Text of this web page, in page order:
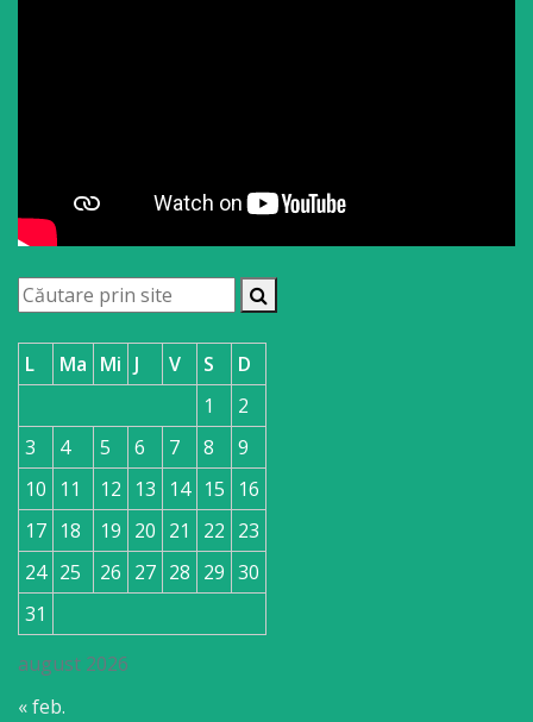
august 2026
L Ma Mi J V S
D
1
2
3
4 5 6 7 8
9
10
11 12 13 14 15
16
17 18 19 20 21 22 23
24 25 26 27 28 29 30
31
« feb.